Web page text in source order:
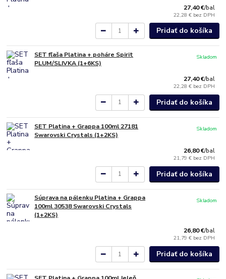
27,40 €/bal
22,28 € bez DPH
Pridať do košíka
SET fľaša Platina + poháre Spirit
PLUM/SLIVKA (1+6KS)
27,40 €/bal
22,28 € bez DPH
Skladom
Pridať do košíka
SET Platina + Grappa 100ml 27181
Swarovski Crystals (1+2KS)
26,80 €/bal
21,79 € bez DPH
Skladom
Pridať do košíka
Súprava na pálenku Platina + Grappa
100ml 30538 Swarovski Crystals
(1+2KS)
26,80 €/bal
21,79 € bez DPH
Skladom
Pridať do košíka